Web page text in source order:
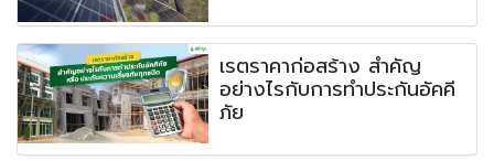
เรตราคาก่อสร้าง สำคัญ
อย่างไรกับการทำประกันอัคคี
ภัย